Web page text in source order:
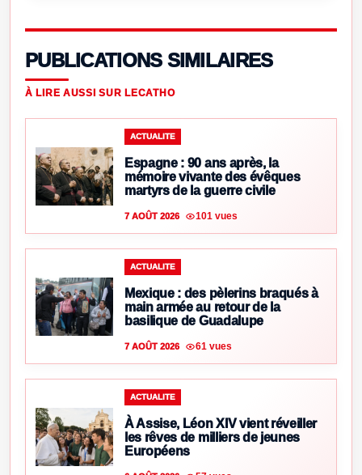
PUBLICATIONS SIMILAIRES
À LIRE AUSSI SUR LECATHO
ACTUALITE
Espagne : 90 ans après, la
mémoire vivante des évêques
martyrs de la guerre civile
7 AOÛT 2026 101 vues
ACTUALITE
Mexique : des pèlerins braqués à
main armée au retour de la
basilique de Guadalupe
7 AOÛT 2026 61 vues
ACTUALITE
À Assise, Léon XIV vient réveiller
les rêves de milliers de jeunes
Européens